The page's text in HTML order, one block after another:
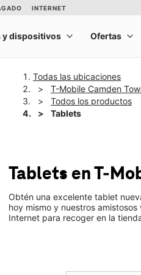
Todas las ubicaciones
T-Mobile Camden
Todos los productos
Tablets
Tablets en T-
Obtén una excelente tablet
hoy mismo y nuestros
Internet para recoger en la